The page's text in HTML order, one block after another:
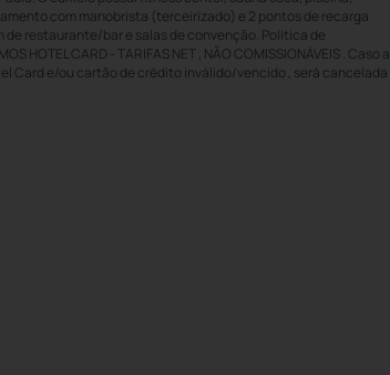
com manobrista (terceirizado) e 2 pontos de recarga
de restaurante/bar e salas de convenção. Política de
HOTEL CARD - TARIFAS NET , NÃO COMISSIONÁVEIS . Caso a
Card e/ou cartão de crédito inválido/vencido , será cancelada